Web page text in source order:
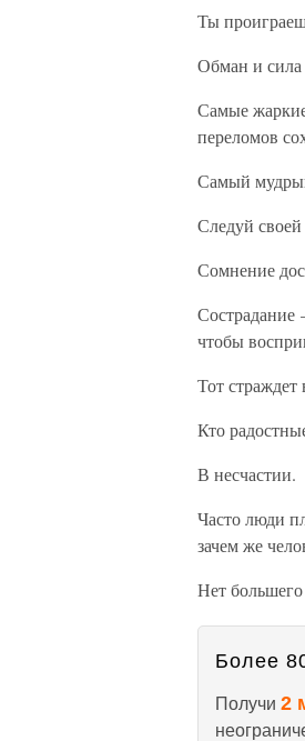
Ты
Обман и сила
Самые
переломов
Самый
Следуй
Сомнение
Сострадание
чтобы
Тот
Кто
В несчастии.
Часто люди
зачем же
Нет
Более
Получи 2